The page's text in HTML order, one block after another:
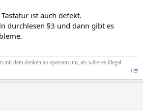
ist auch defekt.
durchlesen §3 und dann gibt es
mit dem denken so sparsam um, als wäre es illegal.
† 🦉